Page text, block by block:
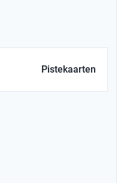
Pistekaarten